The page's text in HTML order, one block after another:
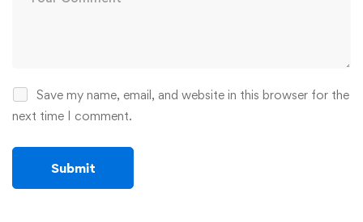
Save my name, email, and website in this browser for the
next time I comment.